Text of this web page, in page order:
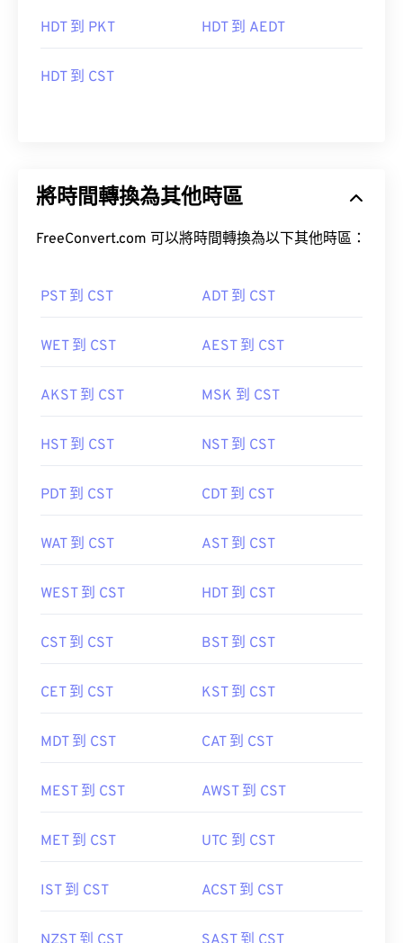
HDT 到 PKT HDT 到 AEDT
HDT 到 CST
將時間轉換為其他時區
FreeConvert.com 可以將時間轉換為以下其他時區：
PST 到 CST ADT 到 CST
WET 到 CST AEST 到 CST
AKST 到 CST MSK 到 CST
HST 到 CST NST 到 CST
PDT 到 CST CDT 到 CST
WAT 到 CST AST 到 CST
WEST 到 CST HDT 到 CST
CST 到 CST BST 到 CST
CET 到 CST KST 到 CST
MDT 到 CST CAT 到 CST
MEST 到 CST AWST 到 CST
MET 到 CST UTC 到 CST
IST 到 CST ACST 到 CST